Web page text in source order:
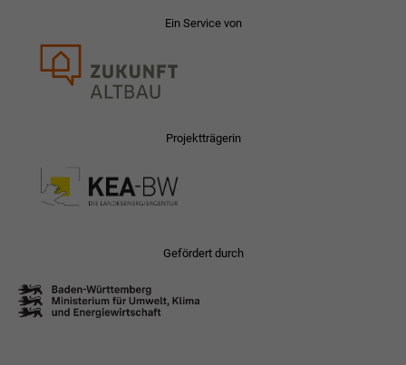
Ein Service von
Projektträgerin
Gefördert durch